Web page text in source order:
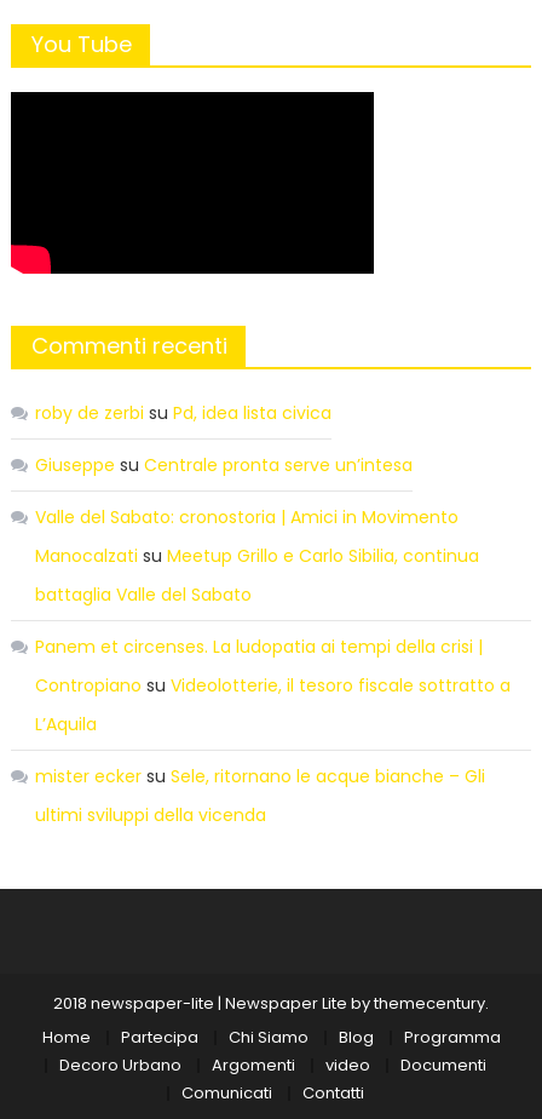
You Tube
Commenti recenti
roby de zerbi su Pd, idea lista civica
Giuseppe su Centrale pronta serve un’intesa
Valle del Sabato: cronostoria | Amici in Movimento
Manocalzati su Meetup Grillo e Carlo Sibilia, continua
battaglia Valle del Sabato
Panem et circenses. La ludopatia ai tempi della crisi |
Contropiano su Videolotterie, il tesoro fiscale sottratto a
L’Aquila
mister eckersu Sele, ritornano le acque bianche – Gli
ultimi sviluppi della vicenda
2018 newspaper-lite | Newspaper Lite bythemecentury.
Home
Partecipa Chi Siamo Blog
Programma
Decoro Urbano
Argomenti video
Documenti
Comunicati
Contatti